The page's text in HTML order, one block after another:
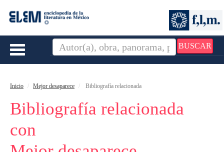
BUSCAR
Toggle
Inicio Mejor desaparece Bibliografía relacionada
Bibliografía relacionada
con